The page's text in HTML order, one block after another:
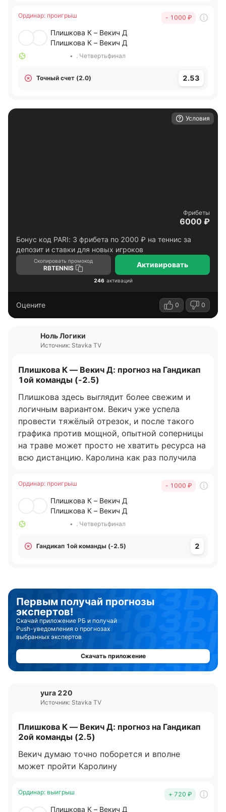
Ординар: проигрыш - 1000 ₽
Плишкова К – Векич Д
Плишкова К – Векич Д
• . Четвертьфинал
Точный счет (2.0) 2.53
Условия
Фрибеты
6000 ₽
Бонус код PARI: 3 фрибета по 2000 ₽ на теннис за
депозит и ставки для новых игроков
Скопировать промокод
RBTENNIS Активировать
246 активаций
Оцените 0 0
Ноль Логики
Источник: Stavka TV
Плишкова К — Векич Д: прогноз на Гандикап
1ой команды (-2.5)
Плишкова здесь выглядит более свежим и
логичным вариантом. Векич уже успела
провести тяжёлый отрезок, и после такого
графика против мощной, опытной соперницы
на траве может просто не хватить ресурса на
всю дистанцию. Каролина как раз получила
свежее. На быстром покрытии её подача и
если Векич начнёт проседать физически,
Плишкова будет забирать геймы гораздо
увереннее. Здесь жду не просто победу, а
матч с запасом по счёту.
Ординар: проигрыш - 1000 ₽
Плишкова К – Векич Д
Плишкова К – Векич Д
• . Четвертьфинал
Гандикап 1ой команды (-2.5) 2
Первым получай прогнозы
экспертов!
Скачай приложение РБ и получай
Push-уведомления о прогнозах
выбранных экспертов
Скачать приложение
yura 220
Источник: Stavka TV
Плишкова К — Векич Д: прогноз на Гандикап
2ой команды (2.5)
Векич думаю точно поборется и вполне
может пройти Каролину
Ординар: выигрыш + 720 ₽
Плишкова К – Векич Д